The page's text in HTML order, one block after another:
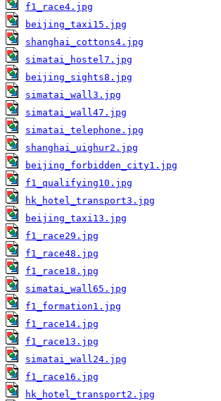
f1_race4.jpg
beijing_taxi15.jpg
shanghai_cottons4.jpg
simatai_hostel7.jpg
beijing_sights8.jpg
simatai_wall3.jpg
simatai_wall47.jpg
simatai_telephone.jpg
shanghai_uighur2.jpg
beijing_forbidden_city1.jpg
f1_qualifying10.jpg
hk_hotel_transport3.jpg
beijing_taxi13.jpg
f1_race29.jpg
f1_race48.jpg
f1_race18.jpg
simatai_wall65.jpg
f1_formation1.jpg
f1_race14.jpg
f1_race13.jpg
simatai_wall24.jpg
f1_race16.jpg
hk_hotel_transport2.jpg